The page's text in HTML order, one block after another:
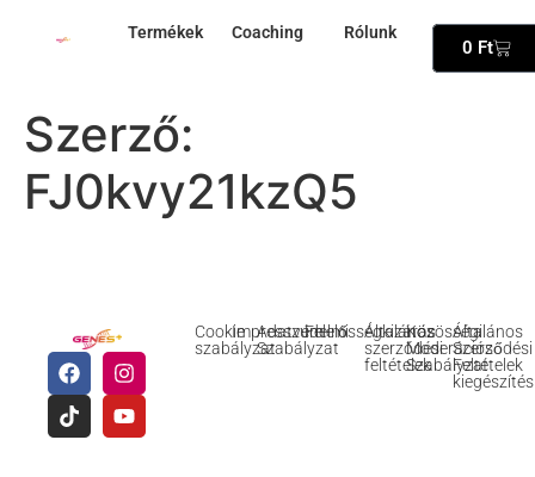
Termékek Coaching Rólunk
0 Ft
Szerző:
FJ0kvy21kzQ5
Cookie
szabályzat
Impresszum
Adatvédelmi
Szabályzat
Felelősségkizárás
Általános
szerződési
feltételek
Közösségi
Moderációs
Szabályzat
Általános
Szerződési
Feltételek
kiegészítés